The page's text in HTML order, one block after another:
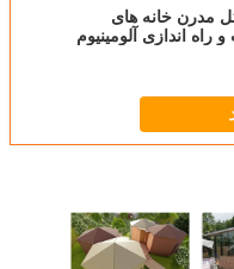
مدرن خانه های
اندازی آلومینیوم